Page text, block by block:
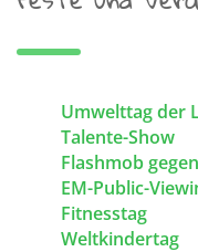
Umwelttag der
Talente-Show
Flashmob
EM-Public-
Fitnesstag
Weltkindertag